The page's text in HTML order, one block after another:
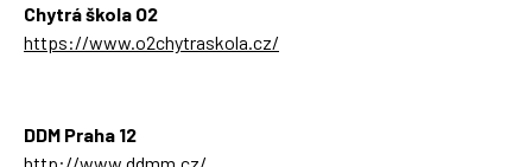
Chytrá škola O2
https://www.o2chytraskola.cz/
DDM Praha 12